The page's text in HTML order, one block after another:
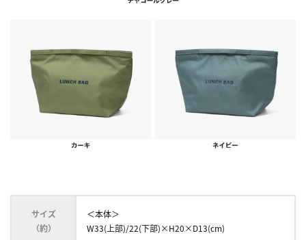
サイズ
（約）
＜本体＞
W33(上部)/22(下部)×H20×D13(cm)